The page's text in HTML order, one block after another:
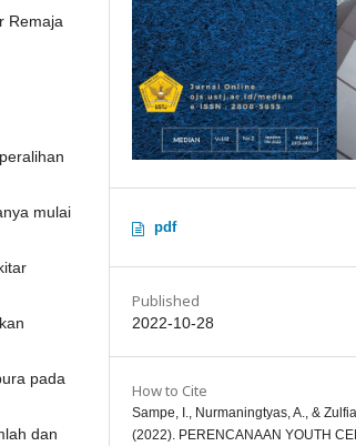
Remaja
mulai
pada
dan
pdf
Published
2022-10-28
How to Cite
Sampe, I., Nurmaningtyas, A., &
(2022). PERENCANAAN YOUTH